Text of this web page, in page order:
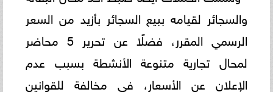
والسجائر لقيامه ببيع السجائر بأزيد من السعر
الرسمي المقرر، فضلًا عن تحرير 5 محاضر
لمحال تجارية متنوعة الأنشطة بسبب عدم
الإعلان عن الأسعار، في مخالفة للقوانين